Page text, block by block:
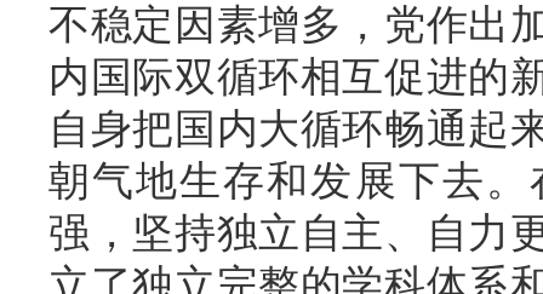
不稳定因素增多，党作出
内国际双循环相互促进的
自身把国内大循环畅通起
朝气地生存和发展下去
强，坚持独立自主、自力
立了独立完整的学科体系